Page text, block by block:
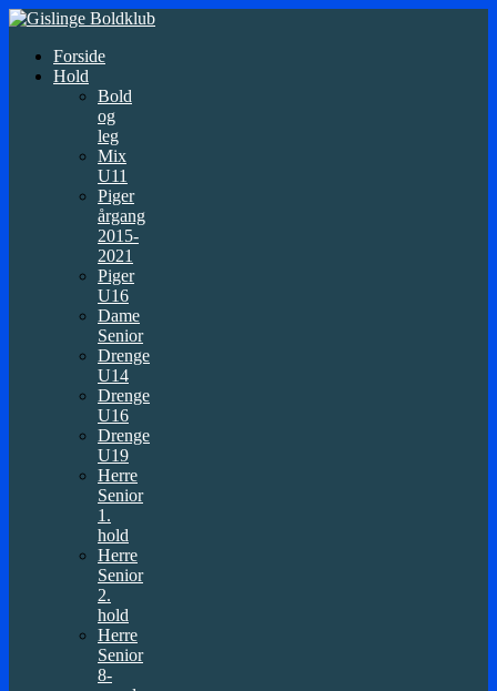
Forside
Hold
Bold
og
leg
Mix
U11
Piger
årgang
2015-
2021
Piger
U16
Dame
Senior
Drenge
U14
Drenge
U16
Drenge
U19
Herre
Senior
1.
hold
Herre
Senior
2.
hold
Herre
Senior
8-